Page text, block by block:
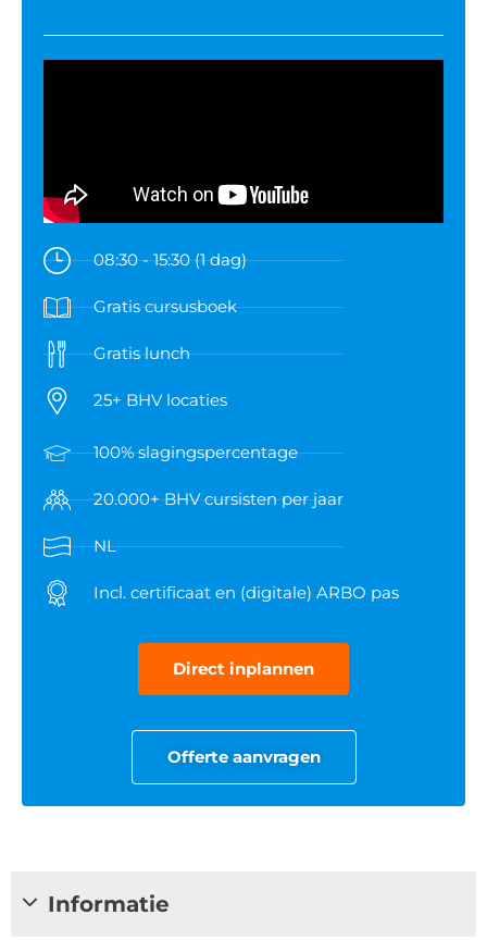
08:30 - 15:30 (1 dag)
Gratis cursusboek
Gratis lunch
25+ BHV locaties
100% slagingspercentage
20.000+ BHV cursisten per jaar
NL
Incl. certificaat en (digitale) ARBO pas
Direct inplannen
Offerte aanvragen
Informatie